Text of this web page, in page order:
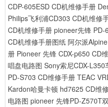
CDP-605ESD CD机维修手册
Philips飞利浦CD303 CD机维修
CD机维修手册 pioneer先锋 PD-
CD机维修手册图纸 阿尔派
册 Pioneer 先锋 CDX-p650 CD
唱盘电路图 Sony索尼CDX-
PD-S703 CD维修手册 TEAC
Kardon哈曼卡顿 hd7625 CD维
电路图 pioneer 先锋PD-Z570T